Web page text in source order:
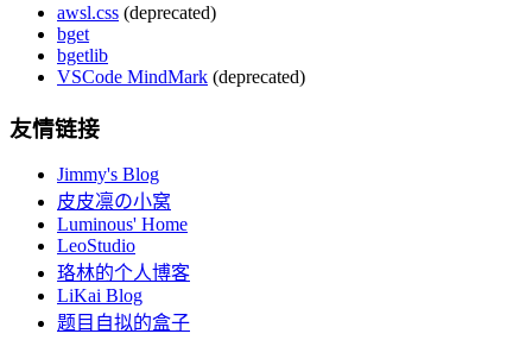
awsl.css (deprecated)
bget
bgetlib
VSCode MindMark (deprecated)
友情链接
Jimmy's Blog
皮皮凛の小窝
Luminous' Home
LeoStudio
珞林的个人博客
LiKai Blog
题目自拟的盒子